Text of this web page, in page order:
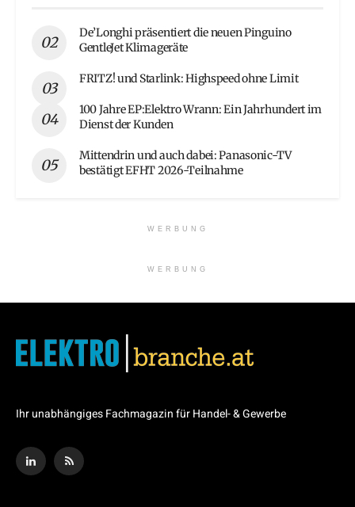
De’Longhi präsentiert die neuen Pinguino
GentleJet Klimageräte
FRITZ! und Starlink: Highspeed ohne Limit
100 Jahre EP:Elektro Wrann: Ein Jahrhundert im
Dienst der Kunden
Mittendrin und auch dabei: Panasonic-TV
bestätigt EFHT 2026-Teilnahme
WERBUNG
WERBUNG
Ihr unabhängiges Fachmagazin für Handel- & Gewerbe